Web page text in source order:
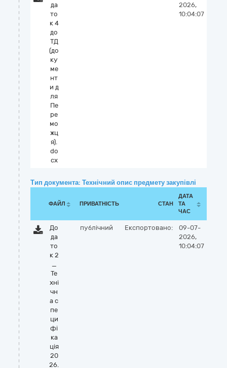
да
то
к 4
до
ТД
(до
ку
ме
нт
и д
ля
Пе
ре
мо
жц
я).
do
cx
2026,
10:04:07
Тип документа: Технічний опис предмету закупівлі
ФАЙЛ ПРИВАТНІСТЬ СТАН
ДАТА
ТА
ЧАС
До
да
то
к 2
_
Те
хні
чн
а с
пе
ци
фі
ка
ція
20
26.
публічний Експортовано:
09-07-
2026,
10:04:07